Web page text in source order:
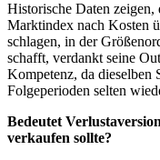
Historische Daten zeigen,
Marktindex nach Kosten
schlagen, in der
schafft, verdankt seine
Kompetenz, da dieselben
Folgeperioden selten
Bedeutet
verkaufen sollte?